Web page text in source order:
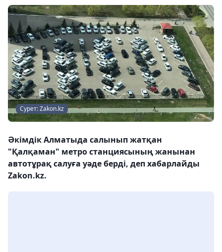
Сурет: Zakon.kz
Әкімдік Алматыда салынып жатқан
"Қалқаман" метро станциясының жанынан
автотұрақ салуға уәде берді, деп хабарлайды
Zakon.kz.